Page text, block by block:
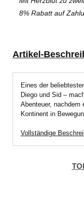
8% Rabatt auf
Artikel-
Eines der
Diego und Sid –
Abenteuer, nachdem
Kontinent in
Vollständige